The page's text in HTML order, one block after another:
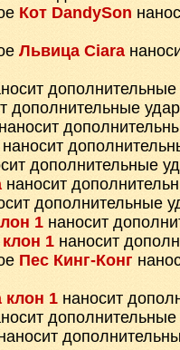
Кот DandySon
Львица Ciara
дополнительные
наносит
наносит
дополнительные
наносит
дополнительные
1 наносит
1 наносит
Пес Кинг-Конг
клон 1 наносит